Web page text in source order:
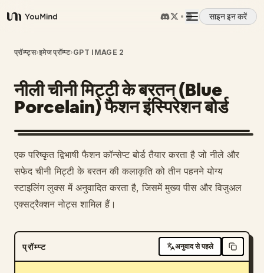
YouMind
साइन इन करें
अवलोकन
उपयोग के मामले
कौशल
प्रॉम्प्ट
मूल्य निर्धारण
डाउनलोड
प्रॉम्प्ट्स›इमेज प्रॉम्प्ट›GPT IMAGE 2
नीली चीनी मिट्टी के बरतन (Blue
Porcelain) फैशन इंस्पिरेशन बोर्ड
एक परिष्कृत द्विभाषी फैशन कॉन्सेप्ट बोर्ड तैयार करता है जो नीले और
सफेद चीनी मिट्टी के बरतन की कलाकृति को तीन पहनने योग्य
स्टाइलिंग लुक्स में अनुवादित करता है, जिसमें मुख्य पीस और विजुअल
एक्सट्रैक्शन नोट्स शामिल हैं।
प्रॉम्प्ट अनुवाद से पहले